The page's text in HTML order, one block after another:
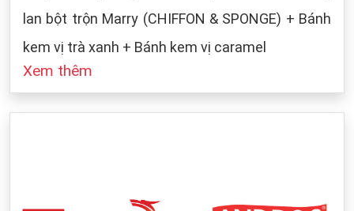
lan bột trộn Marry (CHIFFON & SPONGE) + Bánh
kem vị trà xanh + Bánh kem vị caramel
Xem thêm